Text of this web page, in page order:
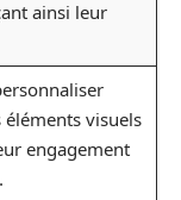
ainsi leur
éléments visuels
engagement